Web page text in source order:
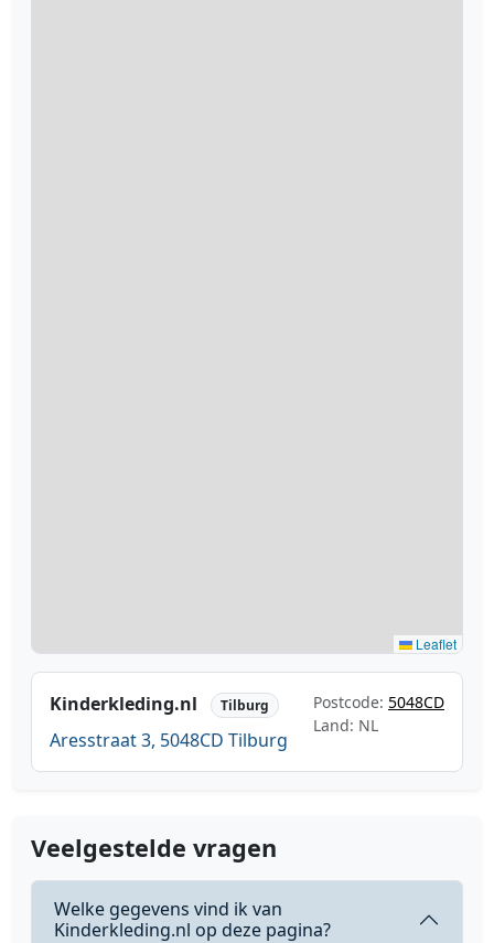
Leaflet
Kinderkleding.nl Tilburg
Aresstraat 3, 5048CD Tilburg
Postcode: 5048CD
Land: NL
Veelgestelde vragen
Welke gegevens vind ik van
Kinderkleding.nl op deze pagina?